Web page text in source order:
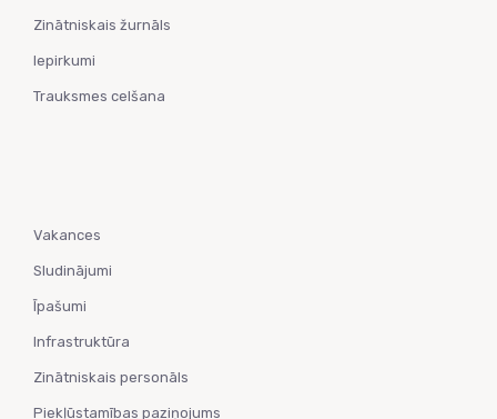
Zinātniskais žurnāls
Iepirkumi
Trauksmes celšana
Vakances
Sludinājumi
Īpašumi
Infrastruktūra
Zinātniskais personāls
Piekļūstamības paziņojums